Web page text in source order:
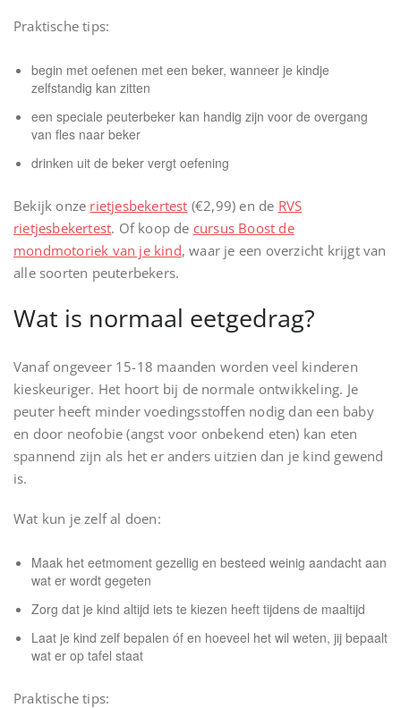
Praktische tips:
begin met oefenen met een beker, wanneer je kindje
zelfstandig kan zitten
een speciale peuterbeker kan handig zijn voor de overgang
van fles naar beker
drinken uit de beker vergt oefening
Bekijk onze rietjesbekertest (€2,99) en de RVS
rietjesbekertest. Of koop de cursus Boost de
mondmotoriek van je kind, waar je een overzicht krijgt van
alle soorten peuterbekers.
Wat is normaal eetgedrag?
Vanaf ongeveer 15-18 maanden worden veel kinderen
kieskeuriger. Het hoort bij de normale ontwikkeling. Je
peuter heeft minder voedingsstoffen nodig dan een baby
en door neofobie (angst voor onbekend eten) kan eten
spannend zijn als het er anders uitzien dan je kind gewend
is.
Wat kun je zelf al doen:
Maak het eetmoment gezellig en besteed weinig aandacht aan
wat er wordt gegeten
Zorg dat je kind altijd iets te kiezen heeft tijdens de maaltijd
Laat je kind zelf bepalen óf en hoeveel het wil weten, jij bepaalt
wat er op tafel staat
Praktische tips: